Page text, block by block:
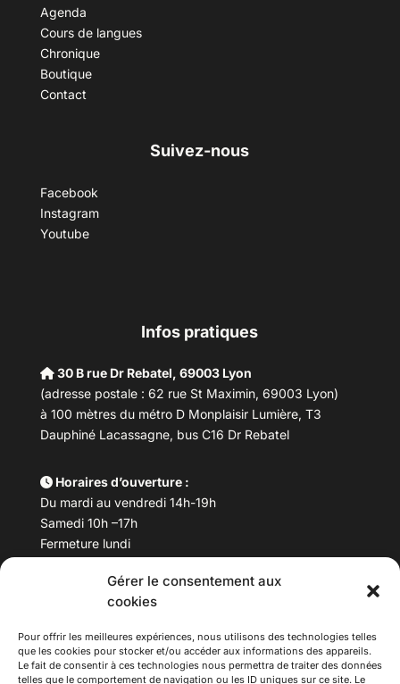
Gérer le consentement aux
cookies
Pour offrir les meilleures expériences, nous utilisons des technologies telles
que les cookies pour stocker et/ou accéder aux informations des appareils.
Le fait de consentir à ces technologies nous permettra de traiter des données
telles que le comportement de navigation ou les ID uniques sur ce site. Le
Agenda
Cours de langues
Chronique
Boutique
Contact
Suivez-nous
Facebook
Instagram
Youtube
Infos pratiques
30 B rue Dr Rebatel, 69003 Lyon
(adresse postale : 62 rue St Maximin, 69003 Lyon)
à 100 mètres du métro D Monplaisir Lumière, T3
Dauphiné Lacassagne, bus C16 Dr Rebatel
Horaires d’ouverture :
Du mardi au vendredi 14h-19h
Samedi 10h –17h
Fermeture lundi
Téléphone : 04 78 53 06 40
maisondesculturesasiatiques@asiexpo.com